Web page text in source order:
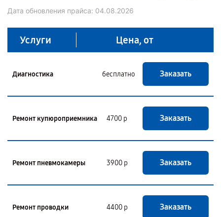
Дата обновления прайса: 04.08.2026
Услуги Цена, от
Диагностика бесплатно Заказать
Ремонт купюроприемника 4700 р Заказать
Ремонт пневмокамеры 3900 р Заказать
Ремонт проводки 4400 р Заказать